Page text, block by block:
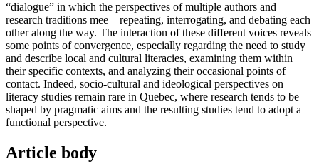
“dialogue” in which the perspectives of multiple authors and
research traditions mee – repeating, interrogating, and debating each
other along the way. The interaction of these different voices reveals
some points of convergence, especially regarding the need to study
and describe local and cultural literacies, examining them within
their specific contexts, and analyzing their occasional points of
contact. Indeed, socio-cultural and ideological perspectives on
literacy studies remain rare in Quebec, where research tends to be
shaped by pragmatic aims and the resulting studies tend to adopt a
functional perspective.
Article body